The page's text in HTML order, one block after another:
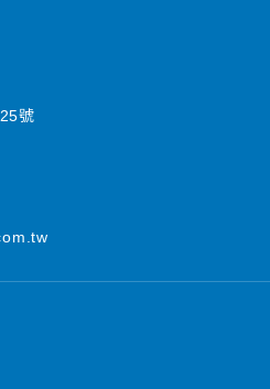
號